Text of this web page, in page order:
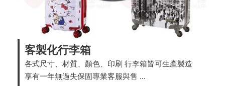
客製化行李箱
各式尺寸、材質、顏色、印刷 行李箱皆可生產製造
享有一年無過失保固專業客服與售 ...